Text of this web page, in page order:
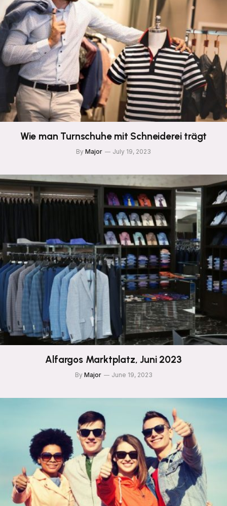
Wie man Turnschuhe mit Schneiderei trägt
By Major July 19, 2023
Alfargos Marktplatz, Juni 2023
By Major June 19, 2023